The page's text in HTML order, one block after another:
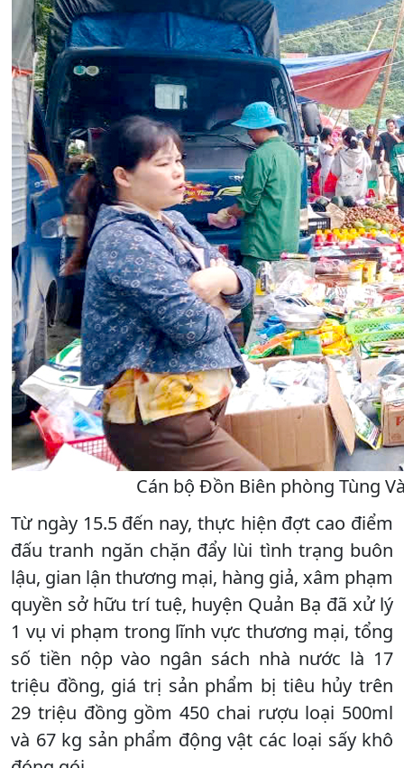
Cán bộ Đồn Biên phòng Tùng
Từ ngày 15.5 đến nay, thực hiện đợt cao điểm
đấu tranh ngăn chặn đẩy lùi tình trạng buôn
lậu, gian lận thương mại, hàng giả, xâm phạm
quyền sở hữu trí tuệ, huyện Quản Bạ đã xử lý
1 vụ vi phạm trong lĩnh vực thương mại, tổng
số tiền nộp vào ngân sách nhà nước là 17
triệu đồng, giá trị sản phẩm bị tiêu hủy trên
29 triệu đồng gồm 450 chai rượu loại 500ml
và 67 kg sản phẩm động vật các loại sấy khô